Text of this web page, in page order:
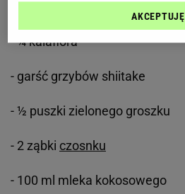
- mały batat
- ¼ kalafiora
- garść grzybów shiitake
- ½ puszki zielonego groszku
- 2 ząbki czosnku
- 100 ml mleka kokosowego
AKCEPTUJĘ